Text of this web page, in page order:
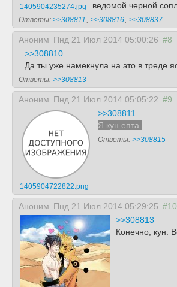
1405904235274.jpg
ведомой черной
Ответы: >>308811 >>308816 >>308837
Аноним Пнд 21 Июл 2014 05:00:26 #8
>>308810
Да ты уже намекнула на это в треде
Ответы: >>308813
Аноним Пнд 21 Июл 2014 05:05:22 #9
1405904722822.png
>>308811
Я кун епта.
Ответы: >>308815
Аноним Пнд 21 Июл 2014 05:29:25 #10
>>308813
Конечно, кун.